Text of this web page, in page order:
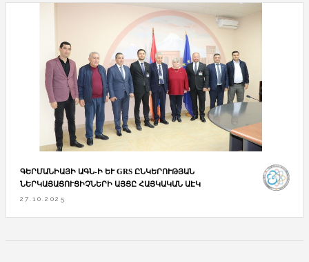
ԳԵՐՄԱՆԻԱՅԻ ԱԳՆ-Ի ԵՒ GRS ԸՆԿԵՐՈՒԹՅԱՆ Ն
ԵՐԿԱՅԱՑՈՒՑԻՉՆԵՐԻ ԱՅՑԸ ՀԱՅԿԱԿԱՆ ԱԷԿ
27.10.2025